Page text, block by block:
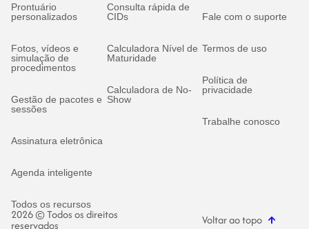
Prontuário
personalizados
Fotos, vídeos e
simulação de
procedimentos
Gestão de pacotes e
sessões
Assinatura eletrônica
Agenda inteligente
Todos os recursos
Consulta rápida de
CIDs
Calculadora Nível de
Maturidade
Calculadora de No-
Show
Fale com o suporte
Termos de uso
Política de
privacidade
Trabalhe conosco
2026 © Todos os direitos
reservados Voltar ao topo